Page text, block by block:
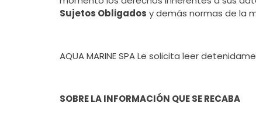
Sujetos Obligados y demás normas de la
AQUA MARINE SPA Le solicita leer
SOBRE LA INFORMACIÓN QUE SE RECABA